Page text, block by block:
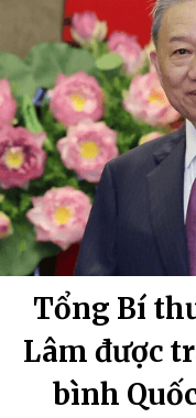
Tổng Bí
Lâm được
bình